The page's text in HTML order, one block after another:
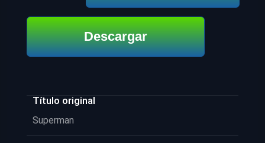
Descargar
Título original
Superman